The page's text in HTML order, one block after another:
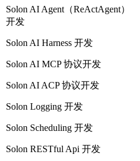
Solon AI Agent（ReActAgent）
开发
Solon AI Harness 开发
Solon AI MCP 协议开发
Solon AI ACP 协议开发
Solon Logging 开发
Solon Scheduling 开发
Solon RESTful Api 开发